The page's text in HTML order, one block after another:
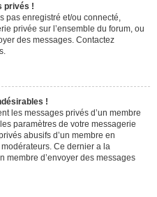
privés !
pas enregistré et/ou connecté,
privée sur l’ensemble du forum, ou
des messages. Contactez
!
les messages privés d’un membre
paramètres de votre messagerie
abusifs d’un membre en
Ce dernier a la
membre d’envoyer des messages